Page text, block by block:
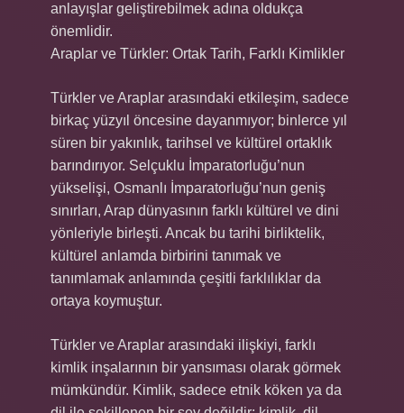
anlayışlar geliştirebilmek adına oldukça
önemlidir.
Araplar ve Türkler: Ortak Tarih, Farklı Kimlikler
Türkler ve Araplar arasındaki etkileşim, sadece
birkaç yüzyıl öncesine dayanmıyor; binlerce yıl
süren bir yakınlık, tarihsel ve kültürel ortaklık
barındırıyor. Selçuklu İmparatorluğu’nun
yükselişi, Osmanlı İmparatorluğu’nun geniş
sınırları, Arap dünyasının farklı kültürel ve dini
yönleriyle birleşti. Ancak bu tarihi birliktelik,
kültürel anlamda birbirini tanımak ve
tanımlamak anlamında çeşitli farklılıklar da
ortaya koymuştur.
Türkler ve Araplar arasındaki ilişkiyi, farklı
kimlik inşalarının bir yansıması olarak görmek
mümkündür. Kimlik, sadece etnik köken ya da